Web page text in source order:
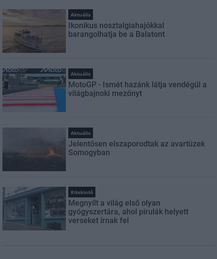
Aktuális
Ikonikus nosztalgiahajókkal
barangolhatja be a Balatont
Aktuális
MotoGP - Ismét hazánk látja vendégül a
világbajnoki mezőnyt
Aktuális
Jelentősen elszaporodtak az avartüzek
Somogyban
Kitekintő
Megnyílt a világ első olyan
gyógyszertára, ahol pirulák helyett
verseket írnak fel